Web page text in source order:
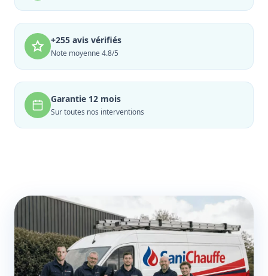
+255 avis vérifiés
Note moyenne 4.8/5
Garantie 12 mois
Sur toutes nos interventions